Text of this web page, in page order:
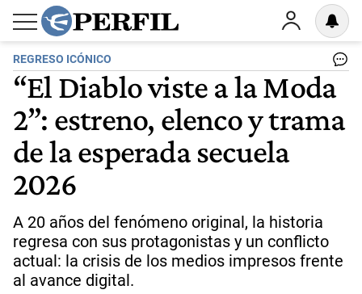
REGRESO ICÓNICO
“El Diablo viste a la Moda
2”: estreno, elenco y trama
de la esperada secuela
2026
A 20 años del fenómeno original, la historia
regresa con sus protagonistas y un conflicto
actual: la crisis de los medios impresos frente
al avance digital.